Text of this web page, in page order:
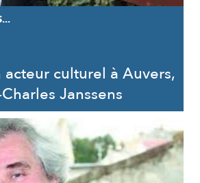
acteur culturel à Auvers,
Janssens